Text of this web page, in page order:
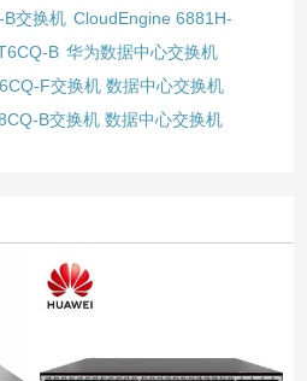
交换机 CloudEngine 6881H-
B 华为数据中心交换机
F交换机 数据中心交换机
B交换机 数据中心交换机